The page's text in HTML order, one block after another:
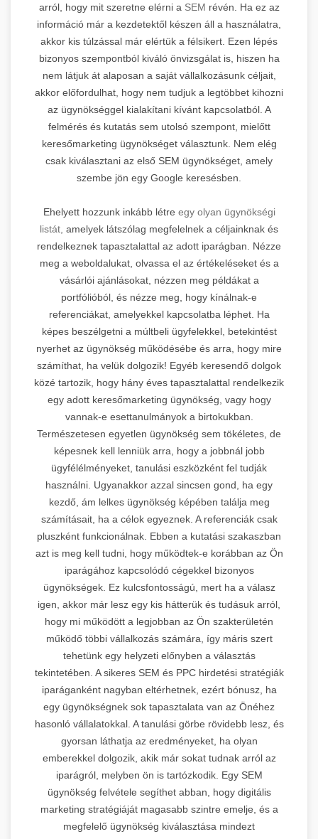
arról, hogy mit szeretne elérni a SEM révén. Ha ez az
információ már a kezdetektől készen áll a használatra,
akkor kis túlzással már elértük a félsikert. Ezen lépés
bizonyos szempontból kiváló önvizsgálat is, hiszen ha
nem látjuk át alaposan a saját vállalkozásunk céljait,
akkor előfordulhat, hogy nem tudjuk a legtöbbet kihozni
az ügynökséggel kialakítani kívánt kapcsolatból. A
felmérés és kutatás sem utolsó szempont, mielőtt
keresőmarketing ügynökséget választunk. Nem elég
csak kiválasztani az első SEM ügynökséget, amely
szembe jön egy Google keresésben.
Ehelyett hozzunk inkább létre egy olyan ügynökségi
listát, amelyek látszólag megfelelnek a céljainknak és
rendelkeznek tapasztalattal az adott iparágban. Nézze
meg a weboldalukat, olvassa el az értékeléseket és a
vásárlói ajánlásokat, nézzen meg példákat a
portfólióból, és nézze meg, hogy kínálnak-e
referenciákat, amelyekkel kapcsolatba léphet. Ha
képes beszélgetni a múltbeli ügyfelekkel, betekintést
nyerhet az ügynökség működésébe és arra, hogy mire
számíthat, ha velük dolgozik! Egyéb keresendő dolgok
közé tartozik, hogy hány éves tapasztalattal rendelkezik
egy adott keresőmarketing ügynökség, vagy hogy
vannak-e esettanulmányok a birtokukban.
Természetesen egyetlen ügynökség sem tökéletes, de
képesnek kell lenniük arra, hogy a jobbnál jobb
ügyfélélményeket, tanulási eszközként fel tudják
használni. Ugyanakkor azzal sincsen gond, ha egy
kezdő, ám lelkes ügynökség képében találja meg
számításait, ha a célok egyeznek. A referenciák csak
pluszként funkcionálnak. Ebben a kutatási szakaszban
azt is meg kell tudni, hogy működtek-e korábban az Ön
iparágához kapcsolódó cégekkel bizonyos
ügynökségek. Ez kulcsfontosságú, mert ha a válasz
igen, akkor már lesz egy kis hátterük és tudásuk arról,
hogy mi működött a legjobban az Ön szakterületén
működő többi vállalkozás számára, így máris szert
tehetünk egy helyzeti előnyben a választás
tekintetében. A sikeres SEM és PPC hirdetési stratégiák
iparáganként nagyban eltérhetnek, ezért bónusz, ha
egy ügynökségnek sok tapasztalata van az Önéhez
hasonló vállalatokkal. A tanulási görbe rövidebb lesz, és
gyorsan láthatja az eredményeket, ha olyan
emberekkel dolgozik, akik már sokat tudnak arról az
iparágról, melyben ön is tartózkodik. Egy SEM
ügynökség felvétele segíthet abban, hogy digitális
marketing stratégiáját magasabb szintre emelje, és a
megfelelő ügynökség kiválasztása mindezt